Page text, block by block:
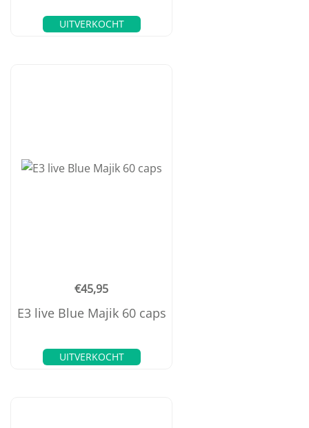
UITVERKOCHT
€45,95
E3 live Blue Majik 60 caps
UITVERKOCHT